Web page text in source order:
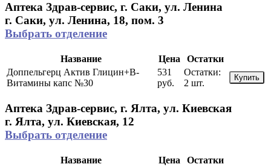
Аптека Здрав-сервис, г. Саки, ул. Ленина
г. Саки, ул. Ленина, 18, пом. 3
Выбрать отделение
Название Цена
Остатки
Доппельгерц Актив Глицин+В-
Витамины капс №30
531
руб.
Остатки:
2 шт.
Купить
Аптека Здрав-сервис, г. Ялта, ул. Киевская
г. Ялта, ул. Киевская, 12
Выбрать отделение
Название Цена
Остатки